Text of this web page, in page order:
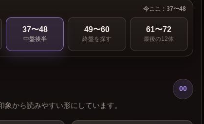
今ここ：37〜48
37〜48
中盤後半
49〜60
終盤を探す
61〜72
最後の12体
から読みやすい形にしています。
00